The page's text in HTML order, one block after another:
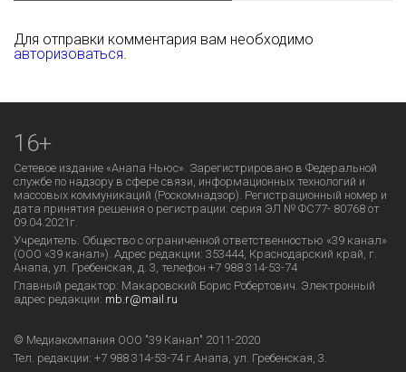
Для отправки комментария вам необходимо
авторизоваться.
16+
Сетевое издание «Анапа Ньюс». Зарегистрировано в Федеральной
службе по надзору в сфере связи, информационных технологий и
массовых коммуникаций (Роскомнадзор). Регистрационный номер и
дата принятия решения о регистрации: серия ЭЛ № ФС77- 80768 от
09.04.2021г.
Учредитель: Общество с ограниченной ответственностью «39 канал»
(ООО «39 канал»). Адрес редакции: 353444, Краснодарский край, г.
Анапа, ул. Гребенская, д. 3, телефон +7 988 314-53-74
Главный редактор: Макаровский Борис Робертович. Электронный
адрес редакции: mb.r@mail.ru
© Медиакомпания ООО "39 Канал" 2011-2020
Тел. редакции: +7 988 314-53-74 г.Анапа, ул. Гребенская, 3.